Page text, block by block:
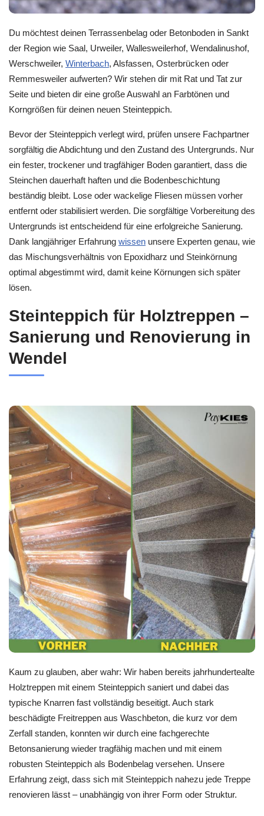
Du möchtest deinen Terrassenbelag oder Betonboden in Sankt
der Region wie Saal, Urweiler, Wallesweilerhof, Wendalinushof,
Werschweiler, Winterbach, Alsfassen, Osterbrücken oder
Remmesweiler aufwerten? Wir stehen dir mit Rat und Tat zur
Seite und bieten dir eine große Auswahl an Farbtönen und
Korngrößen für deinen neuen Steinteppich.
Bevor der Steinteppich verlegt wird, prüfen unsere Fachpartner
sorgfältig die Abdichtung und den Zustand des Untergrunds. Nur
ein fester, trockener und tragfähiger Boden garantiert, dass die
Steinchen dauerhaft haften und die Bodenbeschichtung
beständig bleibt. Lose oder wackelige Fliesen müssen vorher
entfernt oder stabilisiert werden. Die sorgfältige Vorbereitung des
Untergrunds ist entscheidend für eine erfolgreiche Sanierung.
Dank langjähriger Erfahrung wissen unsere Experten genau, wie
das Mischungsverhältnis von Epoxidharz und Steinkörnung
optimal abgestimmt wird, damit keine Körnungen sich später
lösen.
Steinteppich für Holztreppen –
Sanierung und Renovierung in
Wendel
Kaum zu glauben, aber wahr: Wir haben bereits jahrhundertealte
Holztreppen mit einem Steinteppich saniert und dabei das
typische Knarren fast vollständig beseitigt. Auch stark
beschädigte Freitreppen aus Waschbeton, die kurz vor dem
Zerfall standen, konnten wir durch eine fachgerechte
Betonsanierung wieder tragfähig machen und mit einem
robusten Steinteppich als Bodenbelag versehen. Unsere
Erfahrung zeigt, dass sich mit Steinteppich nahezu jede Treppe
renovieren lässt – unabhängig von ihrer Form oder Struktur.